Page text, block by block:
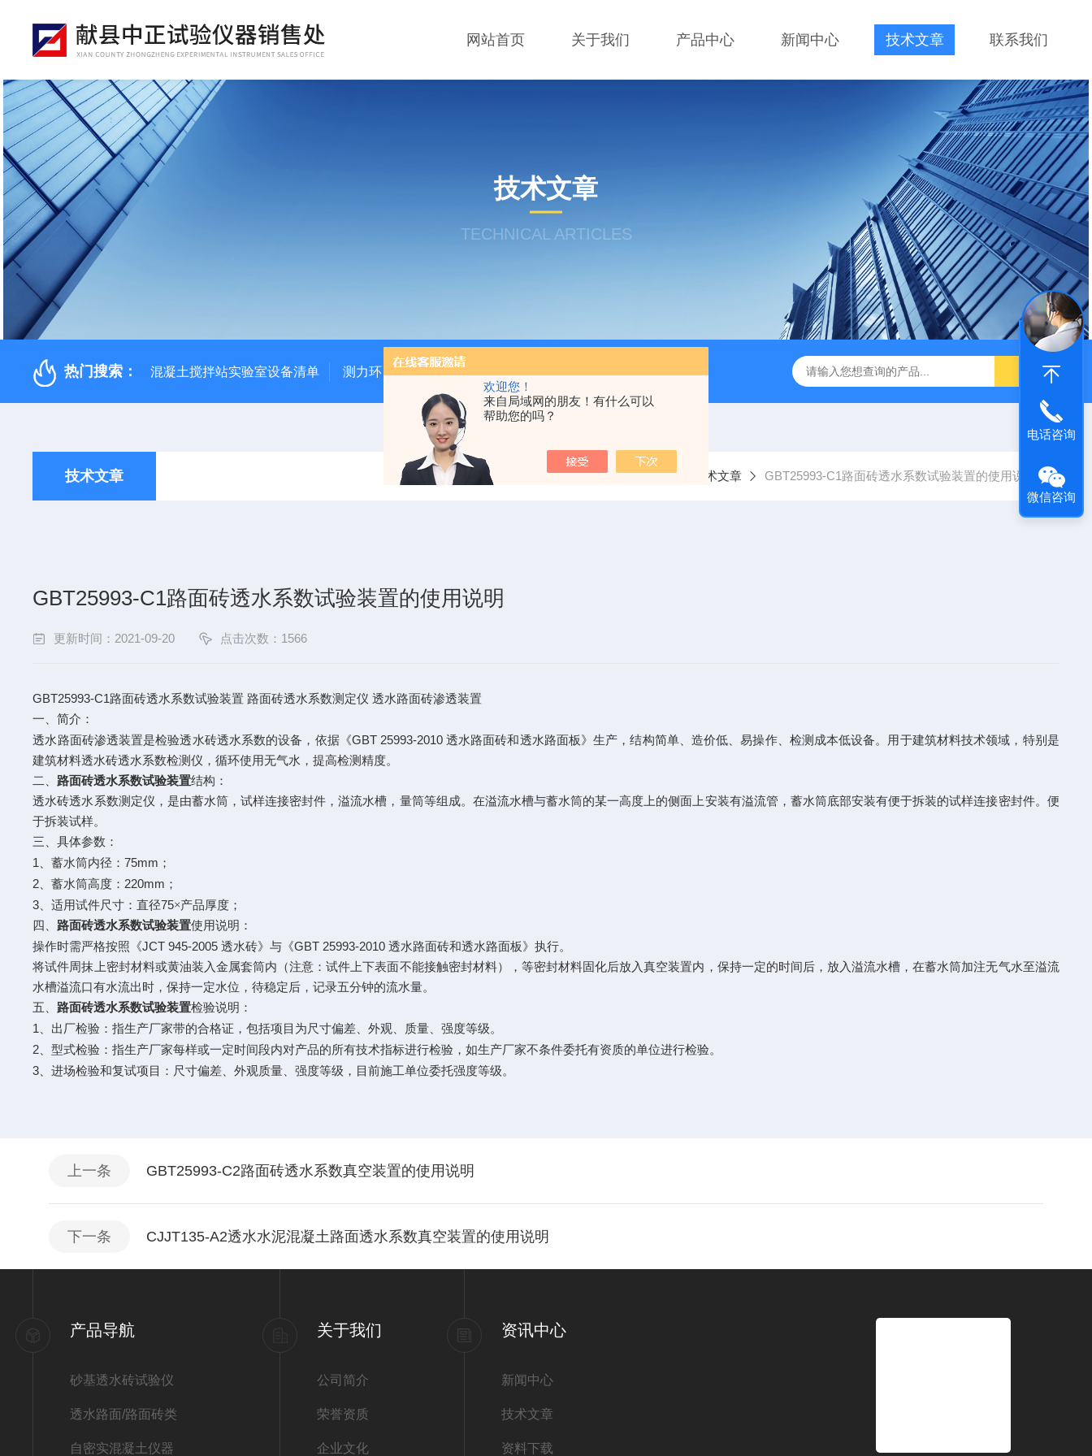
欢迎您！
来自局域网的朋友！有什么可以
帮助您的吗？
网站首页 关于我们 产品中心 新闻中心 技术文章 联系我们
技术文章
TECHNICAL ARTICLES
热门搜索： 混凝土搅拌站实验室设备清单 测力环 混凝土抗弯拉弹性模量试验装置 钢结构防火涂料测厚仪 砂基透水砖透水速率试验装置
技术文章 当前位置：首页 技术文章 GBT25993-C1路面砖透水系数试验装置的使用说明
GBT25993-C1路面砖透水系数试验装置的使用说明
更新时间：2021-09-20 点击次数：1566
GBT25993-C1路面砖透水系数试验装置 路面砖透水系数测定仪 透水路面砖渗透装置
一、简介：
透水路面砖渗透装置是检验透水砖透水系数的设备，依据《GBT 25993-2010透水路面砖和透水路面板》生产，结构简单、造价低、易操作、检测成本低设备。用于建筑材料技术领域，特别是
建筑材料透水砖透水系数检测仪，循环使用无气水，提高检测精度。
二、 路面砖透水系数试验装置结构：
透水砖透水系数测定仪，是由蓄水筒，试样连接密封件，溢流水槽，量筒等组成。在溢流水槽与蓄水筒的某一高度上的侧面上安装有溢流管，蓄水筒底部安装有便于拆装的试样连接密封件。便
于拆装试样。
三、具体参数：
1 、蓄水筒内径：75mm ；
2 、蓄水筒高度： 220mm ；
3 、适用试件尺寸：直径75×产品厚度；
四、 路面砖透水系数试验装置使用说明：
操作时需严格按照《JCT 945-2005透水砖》与《GBT 25993-2010透水路面砖和透水路面板》执行。
将试件周抹上密封材料或黄油装入金属套筒内（注意：试件上下表面不能接触密封材料），等密封材料固化后放入真空装置内，保持一定的时间后，放入溢流水槽，在蓄水筒加注无气水至溢流
水槽溢流口有水流出时，保持一定水位，待稳定后，记录五分钟的流水量。
五、 路面砖透水系数试验装置检验说明：
1 、出厂检验：指生产厂家带的合格证，包括项目为尺寸偏差、外观、质量、强度等级。
2 、型式检验：指生产厂家每样或一定时间段内对产品的所有技术指标进行检验，如生产厂家不条件委托有资质的单位进行检验。
3 、进场检验和复试项目：尺寸偏差、外观质量、强度等级，目前施工单位委托强度等级。
上一条 GBT25993-C2路面砖透水系数真空装置的使用说明
下一条 CJJT135-A2透水水泥混凝土路面透水系数真空装置的使用说明
产品导航
砂基透水砖试验仪
透水路面/路面砖类
自密实混凝土仪器
关于我们
公司简介
荣誉资质
企业文化
资讯中心
新闻中心
技术文章
资料下载
电话咨询
微信咨询